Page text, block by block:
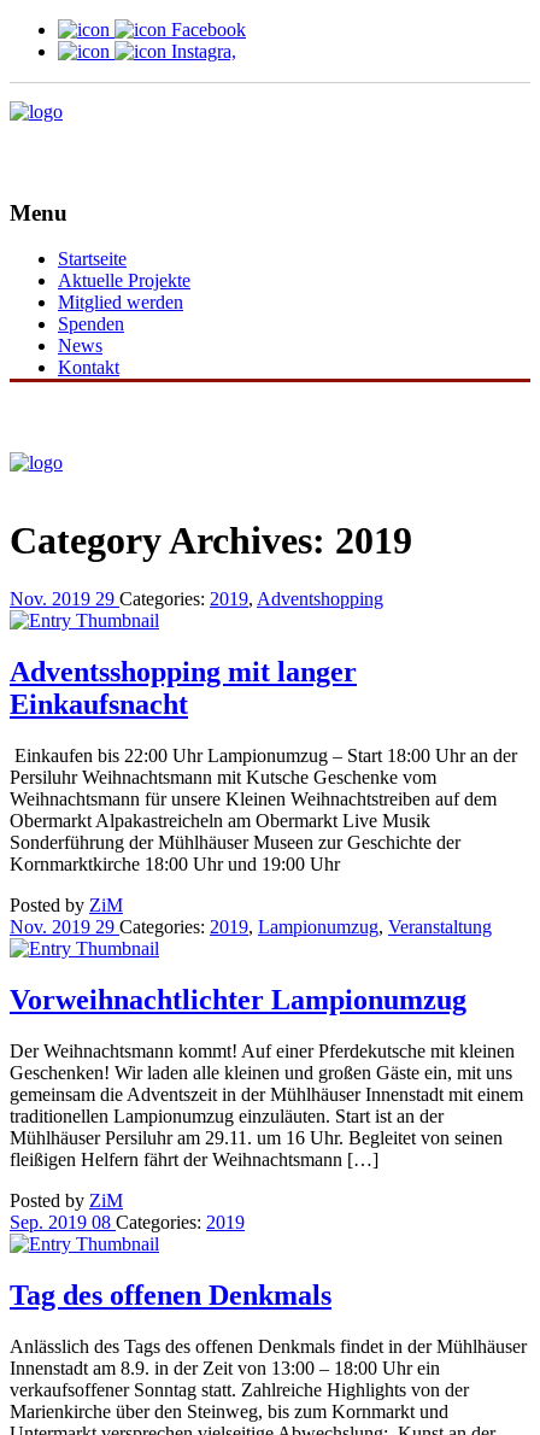
Facebook
Instagra,
Menu
Startseite
Aktuelle Projekte
Mitglied werden
Spenden
News
Kontakt
Category Archives: 2019
Nov. 2019 29 Categories: 2019, Adventshopping
Adventsshopping mit langer
Einkaufsnacht
Einkaufen bis 22:00 Uhr Lampionumzug – Start 18:00 Uhr an der
Persiluhr Weihnachtsmann mit Kutsche Geschenke vom
Weihnachtsmann für unsere Kleinen Weihnachtstreiben auf dem
Obermarkt Alpakastreicheln am Obermarkt Live Musik
Sonderführung der Mühlhäuser Museen zur Geschichte der
Kornmarktkirche 18:00 Uhr und 19:00 Uhr
Posted by ZiM
Nov. 2019 29 Categories: 2019, Lampionumzug, Veranstaltung
Vorweihnachtlichter Lampionumzug
Der Weihnachtsmann kommt! Auf einer Pferdekutsche mit kleinen
Geschenken! Wir laden alle kleinen und großen Gäste ein, mit uns
gemeinsam die Adventszeit in der Mühlhäuser Innenstadt mit einem
traditionellen Lampionumzug einzuläuten. Start ist an der
Mühlhäuser Persiluhr am 29.11. um 16 Uhr. Begleitet von seinen
fleißigen Helfern fährt der Weihnachtsmann […]
Posted by ZiM
Sep. 2019 08 Categories: 2019
Tag des offenen Denkmals
Anlässlich des Tags des offenen Denkmals findet in der Mühlhäuser
Innenstadt am 8.9. in der Zeit von 13:00 – 18:00 Uhr ein
verkaufsoffener Sonntag statt. Zahlreiche Highlights von der
Marienkirche über den Steinweg, bis zum Kornmarkt und